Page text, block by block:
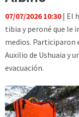
07/07/2026 10:30| El
tibia y peroné que le
medios. Participaron
Auxilio de Ushuaia y
evacuación.